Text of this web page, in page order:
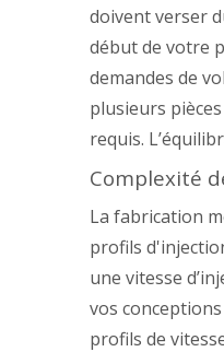
doivent verser
début de votre
demandes de
plusieurs
requis.
Complexité
La fabrication
profils
une vitesse
vos
profils de